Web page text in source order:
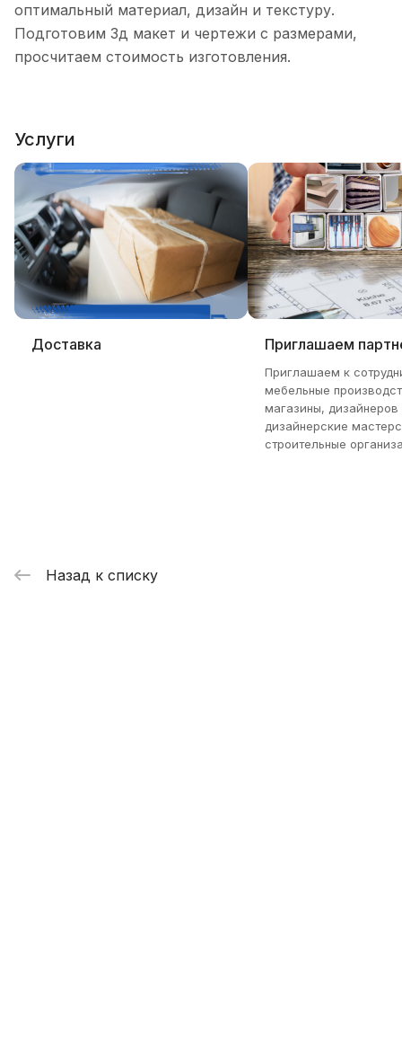
оптимальный материал, дизайн и текстуру.
Подготовим 3д макет и чертежи с размерами,
просчитаем стоимость изготовления.
Услуги
Доставка Приглашаем
Приглашаем к
мебельные
магазины, дизайнеров
дизайнерские
строительные
Назад к списку